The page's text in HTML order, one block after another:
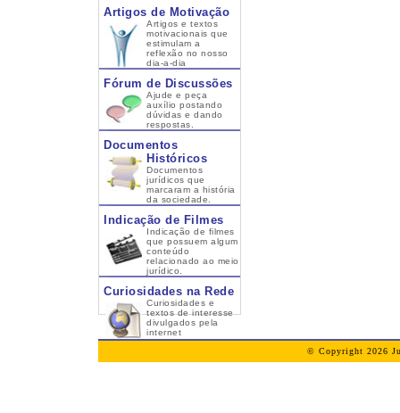
Artigos de Motivação
Artigos e textos
motivacionais que
estimulam a
reflexão no nosso
dia-a-dia
Fórum de Discussões
Ajude e peça
auxílio postando
dúvidas e dando
respostas.
Documentos
Históricos
Documentos
jurídicos que
marcaram a história
da sociedade.
Indicação de Filmes
Indicação de filmes
que possuem algum
conteúdo
relacionado ao meio
jurídico.
Curiosidades na Rede
Curiosidades e
textos de interesse
divulgados pela
internet
© Copyright 2026